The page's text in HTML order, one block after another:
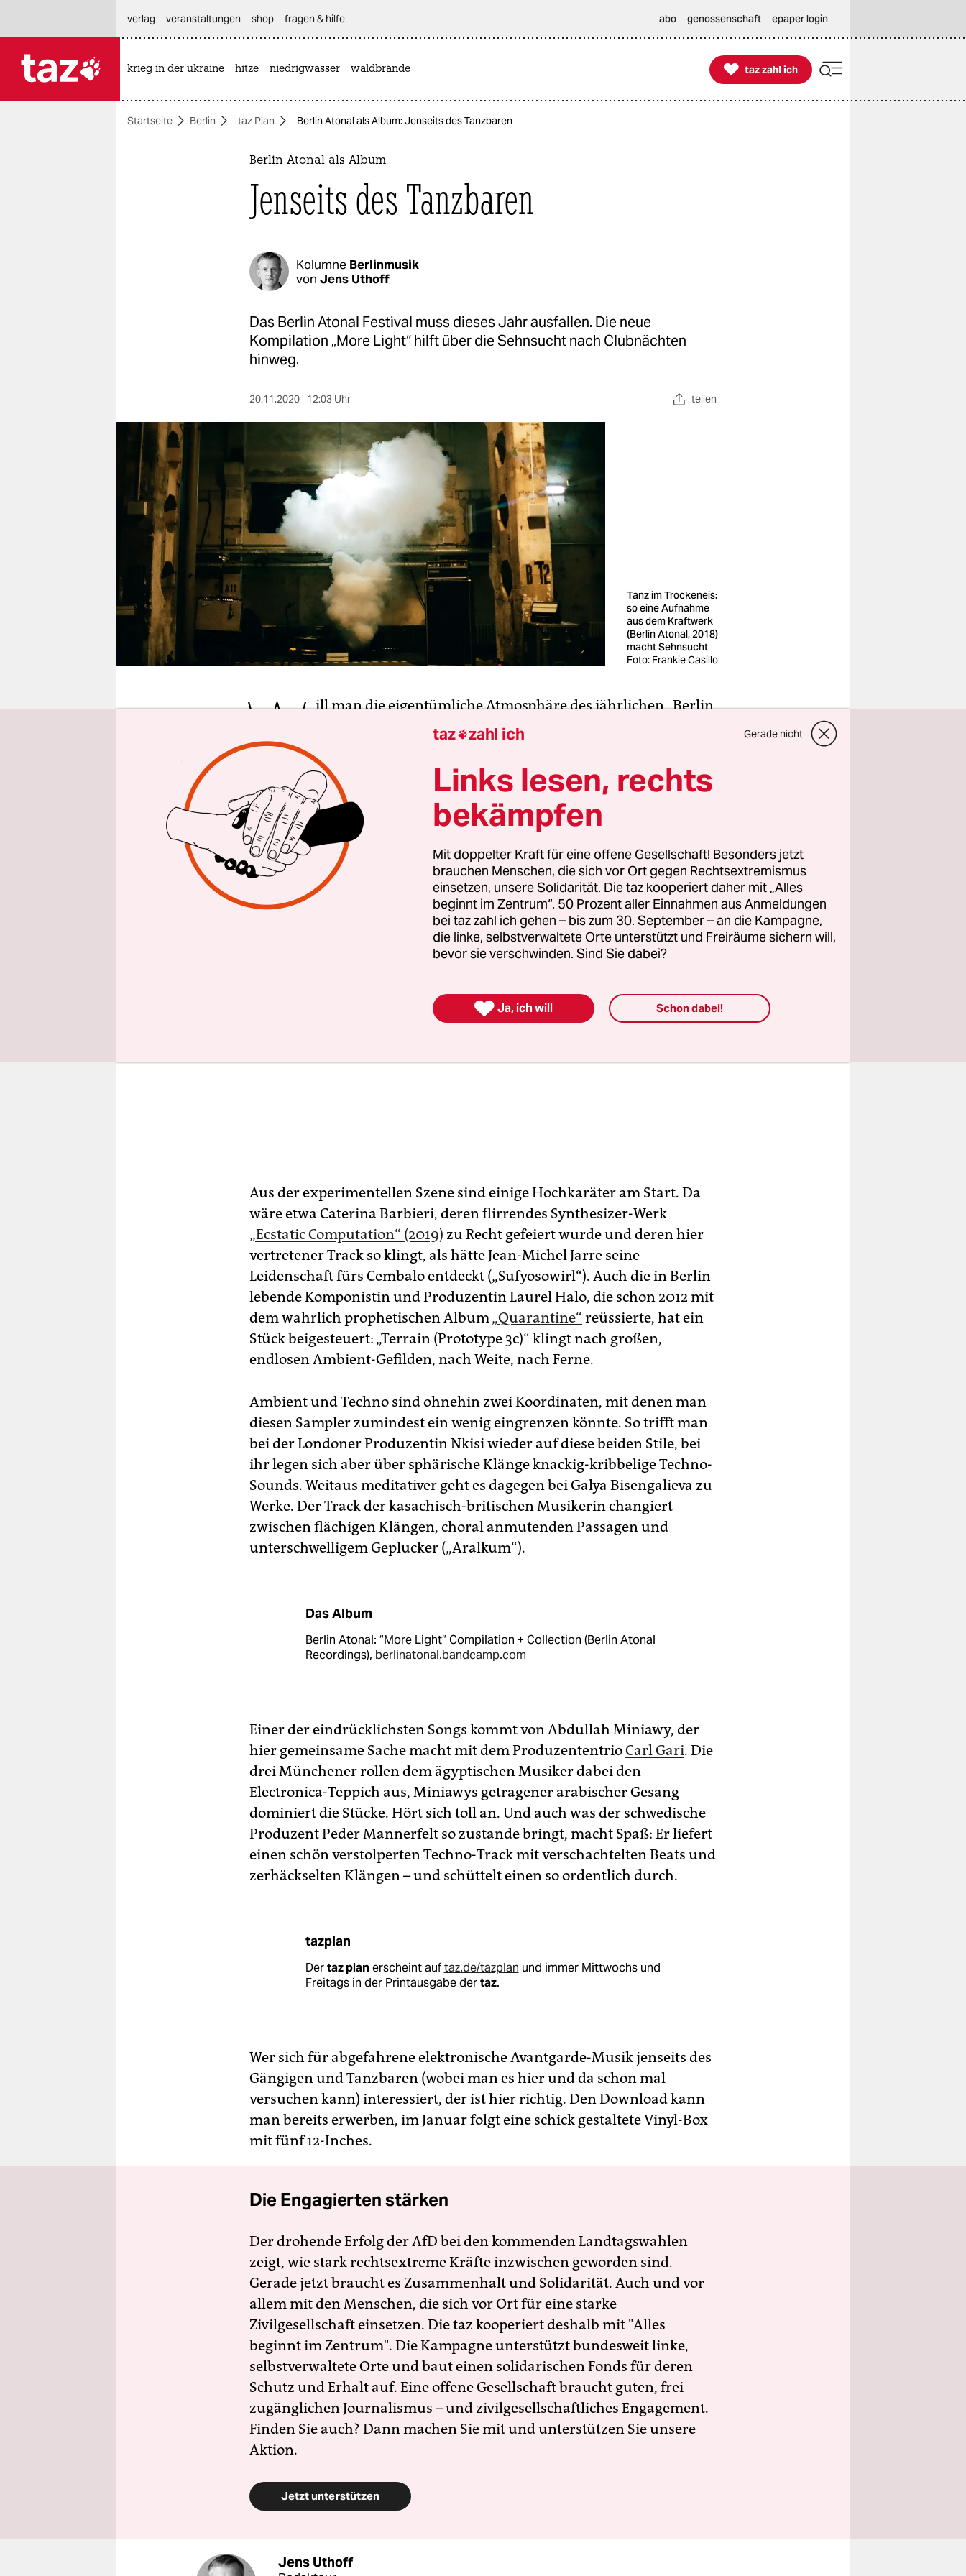
themen
verlag
verlag
veranstaltungen
shop
fragen & hilfe
unterstützen
abo
genossenschaft
epaper login
verlag
veranstaltungen shop fragen & hilfe abo genossenschaft epaper login
krieg in der ukraine hitze niedrigwasser waldbrände 
taz zahl ich
taz zahl ich
Startseite Berlin taz Plan Berlin Atonal als Album: Jenseits des Tanzbaren
Berlin Atonal als Album
Jenseits des Tanzbaren
Kolumne Berlinmusik
von Jens Uthoff
Das Berlin Atonal Festival muss dieses Jahr ausfallen. Die neue
Kompilation „More Light“ hilft über die Sehnsucht nach Clubnächten
hinweg.
20.11.2020 12:03 Uhr teilen
Tanz im Trockeneis:
so eine Aufnahme
aus dem Kraftwerk
(Berlin Atonal, 2018)
macht Sehnsucht
Foto: Frankie Casillo
W ill man die eigentümliche Atmosphäre des jährlichen „Berlin
Atonal“-Festivals einfangen, geht das natürlich eigentlich
Kraftwerks als Spielstätte, die modischen, oft ebenso dunklen Outfits
der Besucher:innen, der Wums der Lautsprechermembrane – all das
gehört dazu. Wie so viele andere Festivals fiel aber auch das Atonal
2020 aus. Um sich ein Bild davon zu machen, welche Künstler:innen
dort in der Regel zusammenkommen, empfiehlt sich die nun
erschienene Kompilation
„More Light“. Darauf versammelt: 19 Tracks
von Musiker:innen aus dem Umfeld des Atonal-Festivals.
Aus der experimentellen Szene sind einige Hochkaräter am Start. Da
wäre etwa Caterina Barbieri, deren flirrendes Synthesizer-Werk
„Ecstatic Computation“ (2019) zu Recht gefeiert wurde und deren hier
vertretener Track so klingt, als hätte Jean-Michel Jarre seine
Leidenschaft fürs Cembalo entdeckt („Sufyosowirl“). Auch die in Berlin
lebende Komponistin und Produzentin Laurel Halo, die schon 2012 mit
dem wahrlich prophetischen Album„Quarantine“ reüssierte, hat ein
Stück beigesteuert: „Terrain (Prototype 3c)“ klingt nach großen,
endlosen Ambient-Gefilden, nach Weite, nach Ferne.
Ambient und Techno sind ohnehin zwei Koordinaten, mit denen man
diesen Sampler zumindest ein wenig eingrenzen könnte. So trifft man
bei der Londoner Produzentin Nkisi wieder auf diese beiden Stile, bei
ihr legen sich aber über sphärische Klänge knackig-kribbelige Techno-
Sounds. Weitaus meditativer geht es dagegen bei Galya Bisengalieva zu
Werke. Der Track der kasachisch-britischen Musikerin changiert
zwischen flächigen Klängen, choral anmutenden Passagen und
unterschwelligem Geplucker („Aralkum“).
Das Album
Berlin Atonal: “More Light“ Compilation + Collection (Berlin Atonal
Recordings), berlinatonal.bandcamp.com
Einer der eindrücklichsten Songs kommt von Abdullah Miniawy, der
hier gemeinsame Sache macht mit dem ProduzententrioCarl Gari. Die
drei Münchener rollen dem ägyptischen Musiker dabei den
Electronica-Teppich aus, Miniawys getragener arabischer Gesang
dominiert die Stücke. Hört sich toll an. Und auch was der schwedische
Produzent Peder Mannerfelt so zustande bringt, macht Spaß: Er liefert
einen schön verstolperten Techno-Track mit verschachtelten Beats und
zerhäckselten Klängen – und schüttelt einen so ordentlich durch.
tazplan
Dertaz planerscheint auftaz.de/tazplan und immer Mittwochs und
Freitags in der Printausgabe dertaz.
Wer sich für abgefahrene elektronische Avantgarde-Musik jenseits des
Gängigen und Tanzbaren (wobei man es hier und da schon mal
versuchen kann) interessiert, der ist hier richtig. Den Download kann
man bereits erwerben, im Januar folgt eine schick gestaltete Vinyl-Box
mit fünf 12-Inches.
Die Engagierten stärken
Der drohende Erfolg der AfD bei den kommenden Landtagswahlen
zeigt, wie stark rechtsextreme Kräfte inzwischen geworden sind.
Gerade jetzt braucht es Zusammenhalt und Solidarität. Auch und vor
allem mit den Menschen, die sich vor Ort für eine starke
Zivilgesellschaft einsetzen. Die taz kooperiert deshalb mit "Alles
beginnt im Zentrum". Die Kampagne unterstützt bundesweit linke,
selbstverwaltete Orte und baut einen solidarischen Fonds für deren
Schutz und Erhalt auf. Eine offene Gesellschaft braucht guten, frei
zugänglichen Journalismus – und zivilgesellschaftliches Engagement.
Finden Sie auch? Dann machen Sie mit und unterstützen Sie unsere
Aktion.
Jetzt unterstützen
Jens Uthoff
taz zahl ich Gerade nicht
Links lesen, rechts
bekämpfen
Mit doppelter Kraft für eine offene Gesellschaft! Besonders jetzt
brauchen Menschen, die sich vor Ort gegen Rechtsextremismus
einsetzen, unsere Solidarität. Die taz kooperiert daher mit „Alles
beginnt im Zentrum“. 50 Prozent aller Einnahmen aus Anmeldungen
bei taz zahl ich gehen – bis zum 30. September – an die Kampagne,
die linke, selbstverwaltete Orte unterstützt und Freiräume sichern will,
bevor sie verschwinden. Sind Sie dabei?
 Ja, ich will Schon dabei!